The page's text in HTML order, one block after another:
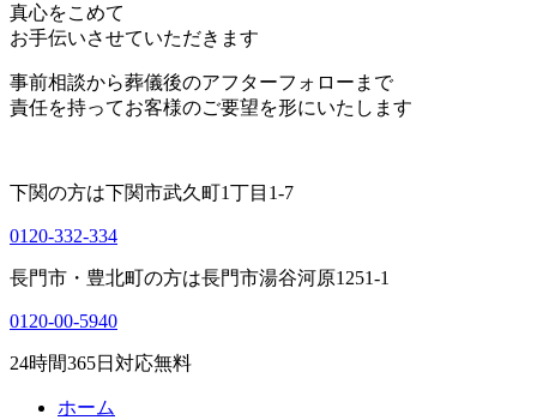
真心をこめて
お手伝いさせていただきます
事前相談から葬儀後のアフターフォローまで
責任を持ってお客様のご要望を形にいたします
下関の方は下関市武久町1丁目1-7
0120-332-334
長門市・豊北町の方は長門市湯谷河原1251-1
0120-00-5940
24時間365日対応無料
ホーム